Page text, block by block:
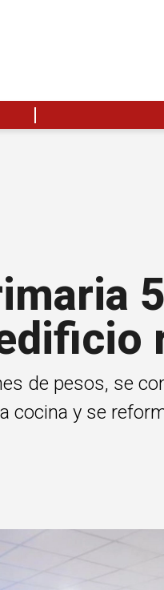
de pesos, se
cocina y se